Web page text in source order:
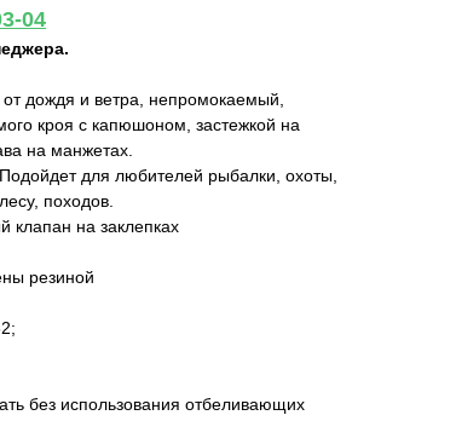
04
дождя и ветра, непромокаемый,
кроя с капюшоном, застежкой на
на манжетах.
для любителей рыбалки, охоты,
походов.
клапан на заклепках
резиной
без использования отбеливающих